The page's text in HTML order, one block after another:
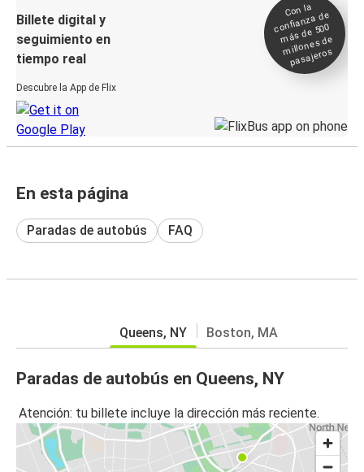
Billete digital y
seguimiento en
tiempo real
Descubre la App de Flix
Con la
confianza de
más de 500
millones de
pasajeros
En esta página
Paradas de autobús FAQ
Queens, NY Boston, MA
Paradas de autobús en Queens, NY
Atención: tu billete incluye la dirección más reciente.